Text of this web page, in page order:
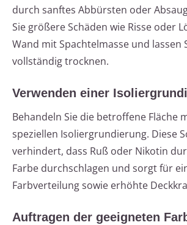
durch sanftes Abbürsten oder
Sie größere Schäden wie Risse oder
Wand mit Spachtelmasse und lassen
vollständig trocknen.
Verwenden einer
Behandeln Sie die betroffene Fläche
speziellen Isoliergrundierung. Diese
verhindert, dass Ruß oder Nikotin
Farbe durchschlagen und sorgt für
Farbverteilung sowie erhöhte
Auftragen der geeigneten